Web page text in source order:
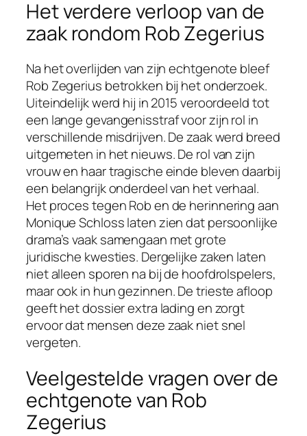
Het verdere verloop van de
zaak rondom Rob Zegerius
Na het overlijden van zijn echtgenote bleef
Rob Zegerius betrokken bij het onderzoek.
Uiteindelijk werd hij in 2015 veroordeeld tot
een lange gevangenisstraf voor zijn rol in
verschillende misdrijven. De zaak werd breed
uitgemeten in het nieuws. De rol van zijn
vrouw en haar tragische einde bleven daarbij
een belangrijk onderdeel van het verhaal.
Het proces tegen Rob en de herinnering aan
Monique Schloss laten zien dat persoonlijke
drama’s vaak samengaan met grote
juridische kwesties. Dergelijke zaken laten
niet alleen sporen na bij de hoofdrolspelers,
maar ook in hun gezinnen. De trieste afloop
geeft het dossier extra lading en zorgt
ervoor dat mensen deze zaak niet snel
vergeten.
Veelgestelde vragen over de
echtgenote van Rob
Zegerius